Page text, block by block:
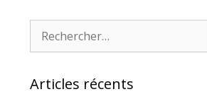
Rechercher :
Articles récents